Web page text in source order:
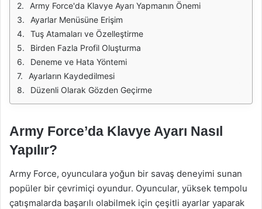
Army Force'da Klavye Ayarı Yapmanın Önemi
Ayarlar Menüsüne Erişim
Tuş Atamaları ve Özelleştirme
Birden Fazla Profil Oluşturma
Deneme ve Hata Yöntemi
Ayarların Kaydedilmesi
Düzenli Olarak Gözden Geçirme
Army Force’da Klavye Ayarı Nasıl
Yapılır?
Army Force, oyunculara yoğun bir savaş deneyimi sunan
popüler bir çevrimiçi oyundur. Oyuncular, yüksek tempolu
çatışmalarda başarılı olabilmek için çeşitli ayarlar yaparak